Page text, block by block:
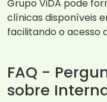
Grupo ViDA pode
clínicas disponíveis
facilitando o acesso
FAQ -
sobre